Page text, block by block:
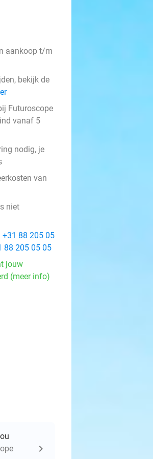
aankoop t/m
bekijk de
Futuroscope
vanaf 5
nodig, je
van
niet
+31 88 205 05
88 205 05 05
jouw
(meer info)